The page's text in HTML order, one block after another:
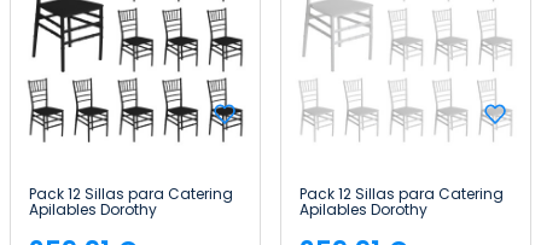
Pack 12 Sillas para Catering
Apilables Dorothy
45x43x88cm 7house
Pack 12 Sillas para Catering
Apilables Dorothy
45x43x88cm 7house